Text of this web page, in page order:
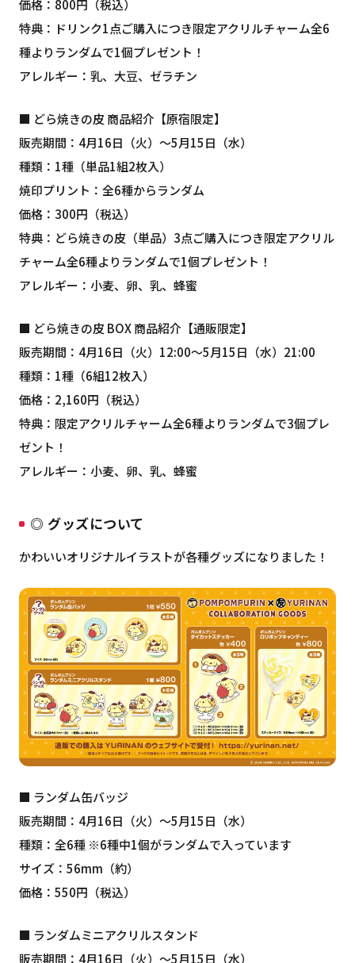
価格：800円（税込）
特典：ドリンク1点ご購入につき限定アクリルチャーム全6
種よりランダムで1個プレゼント！
アレルギー：乳、大豆、ゼラチン
■ どら焼きの皮 商品紹介【原宿限定】
販売期間：4月16日（火）〜5月15日（水）
種類：1種（単品1組2枚入）
焼印プリント：全6種からランダム
価格：300円（税込）
特典：どら焼きの皮（単品）3点ご購入につき限定アクリル
チャーム全6種よりランダムで1個プレゼント！
アレルギー：小麦、卵、乳、蜂蜜
■ どら焼きの皮 BOX 商品紹介【通販限定】
販売期間：4月16日（火）12:00〜5月15日（水）21:00
種類：1種（6組12枚入）
価格：2,160円（税込）
特典：限定アクリルチャーム全6種よりランダムで3個プレ
ゼント！
アレルギー：小麦、卵、乳、蜂蜜
◎ グッズについて
かわいいオリジナルイラストが各種グッズになりました！
■ ランダム缶バッジ
販売期間：4月16日（火）〜5月15日（水）
種類：全6種 ※6種中1個がランダムで入っています
サイズ：56mm（約）
価格：550円（税込）
■ ランダムミニアクリルスタンド
販売期間：4月16日（火）〜5月15日（水）